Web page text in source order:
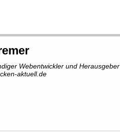
Webentwickler und Herausgeber
aktuell.de